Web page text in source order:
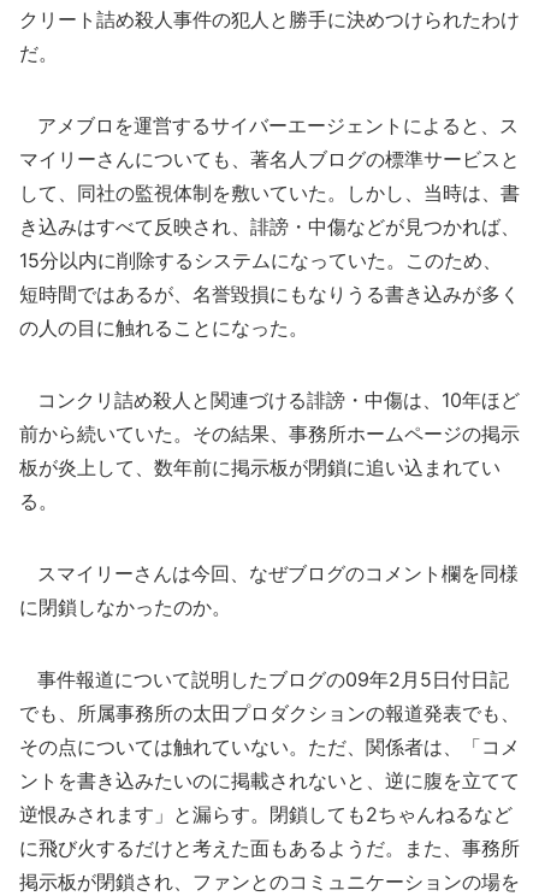
クリート詰め殺人事件の犯人と勝手に決めつけられたわけ
だ。
アメブロを運営するサイバーエージェントによると、ス
マイリーさんについても、著名人ブログの標準サービスと
して、同社の監視体制を敷いていた。しかし、当時は、書
き込みはすべて反映され、誹謗・中傷などが見つかれば、
15分以内に削除するシステムになっていた。このため、
短時間ではあるが、名誉毀損にもなりうる書き込みが多く
の人の目に触れることになった。
コンクリ詰め殺人と関連づける誹謗・中傷は、10年ほど
前から続いていた。その結果、事務所ホームページの掲示
板が炎上して、数年前に掲示板が閉鎖に追い込まれてい
る。
スマイリーさんは今回、なぜブログのコメント欄を同様
に閉鎖しなかったのか。
事件報道について説明したブログの09年2月5日付日記
でも、所属事務所の太田プロダクションの報道発表でも、
その点については触れていない。ただ、関係者は、「コメ
ントを書き込みたいのに掲載されないと、逆に腹を立てて
逆恨みされます」と漏らす。閉鎖しても2ちゃんねるなど
に飛び火するだけと考えた面もあるようだ。また、事務所
掲示板が閉鎖され、ファンとのコミュニケーションの場を